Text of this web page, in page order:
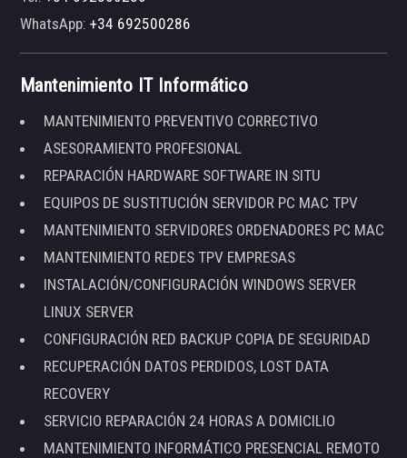
WhatsApp:+34 692500286
Mantenimiento IT Informático
MANTENIMIENTO PREVENTIVO CORRECTIVO
ASESORAMIENTO PROFESIONAL
REPARACIÓN HARDWARE SOFTWARE IN SITU
EQUIPOS DE SUSTITUCIÓN SERVIDOR PC MAC TPV
MANTENIMIENTO SERVIDORES ORDENADORES PC MAC
MANTENIMIENTO REDES TPV EMPRESAS
INSTALACIÓN/CONFIGURACIÓN WINDOWS SERVER
LINUX SERVER
CONFIGURACIÓN RED BACKUP COPIA DE SEGURIDAD
RECUPERACIÓN DATOS PERDIDOS, LOST DATA
RECOVERY
SERVICIO REPARACIÓN 24 HORAS A DOMICILIO
MANTENIMIENTO INFORMÁTICO PRESENCIAL REMOTO